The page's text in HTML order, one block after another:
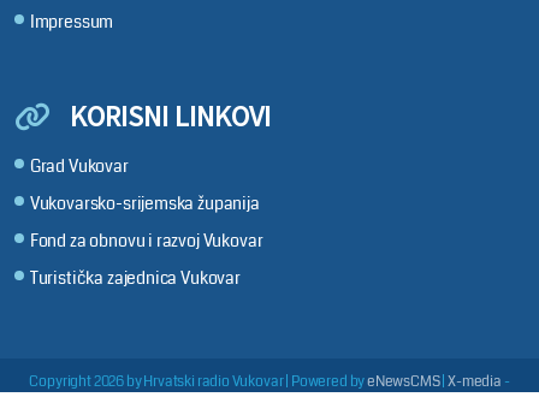
Impressum
KORISNI LINKOVI
Grad Vukovar
Vukovarsko-srijemska županija
Fond za obnovu i razvoj Vukovar
Turistička zajednica Vukovar
Copyright 2026 by Hrvatski radio Vukovar| Powered byeNewsCMS|X-media -